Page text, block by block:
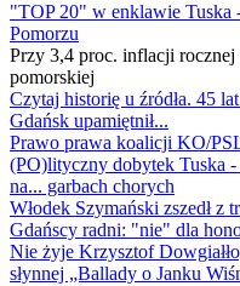
"TOP 20" w enklawie Tuska
Pomorzu
Przy 3,4 proc. inflacji
pomorskiej
Czytaj historię u źródła. 45
Gdańsk upamiętnił...
Prawo prawa koalicji KO/
(PO)lityczny dobytek Tuska
na... garbach chorych
Włodek Szymański zszedł z
Gdańscy radni: "nie" dla
Nie żyje Krzysztof
słynnej „Ballady o Janku